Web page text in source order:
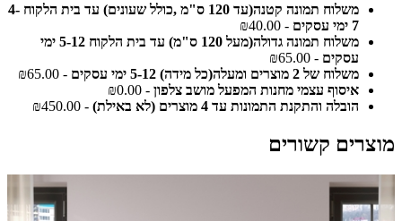
משלוח תמונה קטנה(עד 120 ס"מ ,כולל שעונים) עד בית הלקוח 4-
7 ימי עסקים
- ₪40.00
משלוח תמונה גדולה(מעל 120 ס"מ) עד בית הלקוח 5-12 ימי
עסקים - ₪65.00
משלוח של 2 מוצרים ומעלה(כל מידה) 5-12 ימי עסקים
- ₪65.00
איסוף עצמי מחנות המפעל מושב צלפון - ₪0.00
הובלה והתקנת התמונות עד 4 מוצרים (לא באילת)
- ₪450.00
מוצרים קשורים